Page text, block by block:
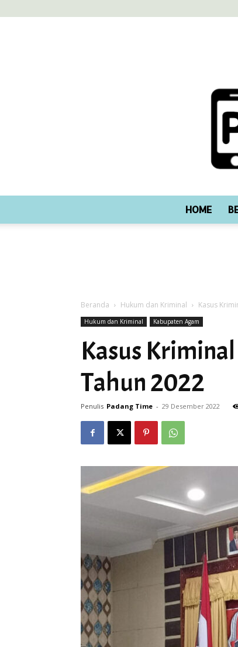
HOME
Beranda Hukum dan Kriminal Kasus
Hukum dan Kriminal Kabupaten Agam
Kasus
Tahun 2022
Penulis Padang Time - 29 Desember 2022